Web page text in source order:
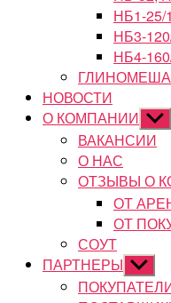
НБ1-25/
НБ3-
НБ4-
НОВОСТИ
О КОМПАНИИ
ВАКАНСИИ
О НАС
ОТЗЫВЫ О
ОТ
ОТ
СОУТ
ПАРТНЕРЫ